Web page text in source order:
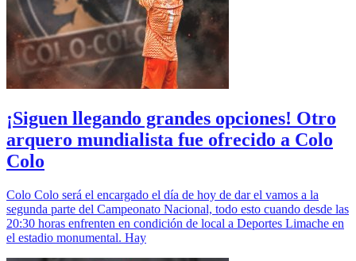
¡Siguen llegando grandes opciones! Otro
arquero mundialista fue ofrecido a Colo
Colo
Colo Colo será el encargado el día de hoy de dar el vamos a la
segunda parte del Campeonato Nacional, todo esto cuando desde las
20:30 horas enfrenten en condición de local a Deportes Limache en
el estadio monumental. Hay